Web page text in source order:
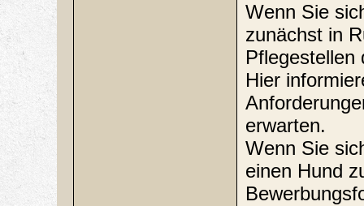
Wenn Sie
zunächst in
Pflegestellen
Hier
erwarten.
Wenn Sie
einen Hund